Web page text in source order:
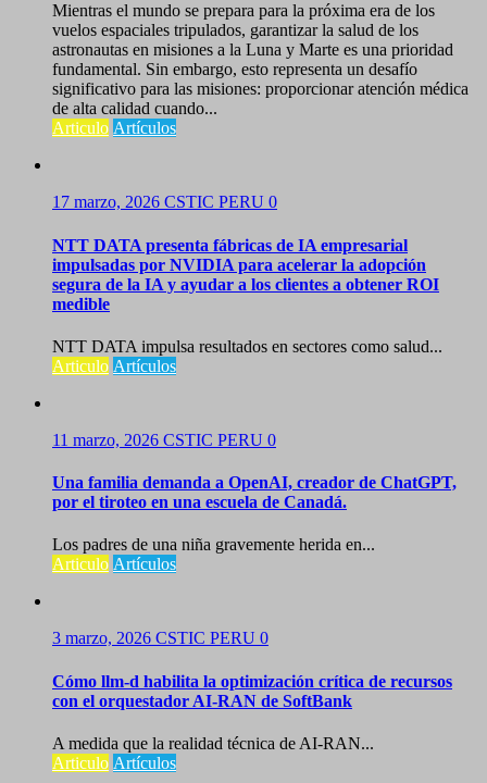
Mientras el mundo se prepara para la próxima era de los
vuelos espaciales tripulados, garantizar la salud de los
astronautas en misiones a la Luna y Marte es una prioridad
fundamental. Sin embargo, esto representa un desafío
significativo para las misiones: proporcionar atención médica
de alta calidad cuando...
Articulo Artículos
17 marzo, 2026 CSTIC PERU 0
NTT DATA presenta fábricas de IA empresarial
impulsadas por NVIDIA para acelerar la adopción
segura de la IA y ayudar a los clientes a obtener ROI
medible
NTT DATA impulsa resultados en sectores como salud...
Articulo Artículos
11 marzo, 2026 CSTIC PERU 0
Una familia demanda a OpenAI, creador de ChatGPT,
por el tiroteo en una escuela de Canadá.
Los padres de una niña gravemente herida en...
Articulo Artículos
3 marzo, 2026 CSTIC PERU 0
Cómo llm-d habilita la optimización crítica de recursos
con el orquestador AI-RAN de SoftBank
A medida que la realidad técnica de AI-RAN...
Articulo Artículos